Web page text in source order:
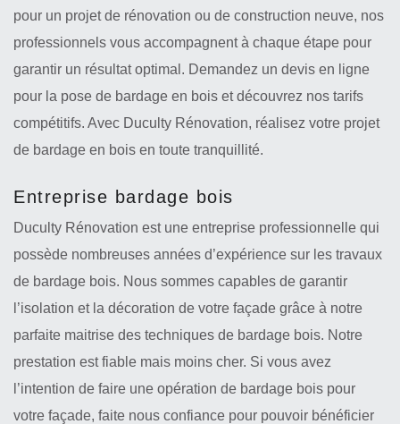
pour un projet de rénovation ou de construction neuve, nos
professionnels vous accompagnent à chaque étape pour
garantir un résultat optimal. Demandez un devis en ligne
pour la pose de bardage en bois et découvrez nos tarifs
compétitifs. Avec Duculty Rénovation, réalisez votre projet
de bardage en bois en toute tranquillité.
Entreprise bardage bois
Duculty Rénovation est une entreprise professionnelle qui
possède nombreuses années d’expérience sur les travaux
de bardage bois. Nous sommes capables de garantir
l’isolation et la décoration de votre façade grâce à notre
parfaite maitrise des techniques de bardage bois. Notre
prestation est fiable mais moins cher. Si vous avez
l’intention de faire une opération de bardage bois pour
votre façade, faite nous confiance pour pouvoir bénéficier